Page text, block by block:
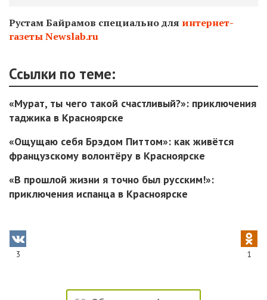
Рустам Байрамов специально для интернет-
газеты Newslab.ru
Ссылки по теме:
«Мурат, ты чего такой счастливый?»: приключения
таджика в Красноярске
«Ощущаю себя Брэдом Питтом»: как живётся
французскому волонтёру в Красноярске
«В прошлой жизни я точно был русским!»:
приключения испанца в Красноярске
3 1